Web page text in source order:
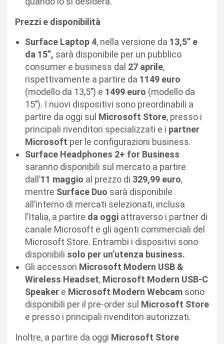
Prezzi e disponibilità
Surface Laptop 4, nella versione da 13,5” e
da 15”, sarà disponibile per un pubblico
consumer e business dal 27 aprile,
rispettivamente a partire da 1149 euro
(modello da 13,5’’) e 1499 euro (modello da
15’’). I nuovi dispositivi sono preordinabili a
partire da oggi sul Microsoft Store, presso i
principali rivenditori specializzati e i partner
Microsoft per le configurazioni business.
Surface Headphones 2+ for Business
saranno disponibili sul mercato a partire
dall’11 maggio al prezzo di 329,99 euro,
mentre Surface Duo sarà disponibile
all’interno di mercati selezionati, inclusa
l’Italia, a partire da oggi attraverso i partner di
canale Microsoft e gli agenti commerciali del
Microsoft Store. Entrambi i dispositivi sono
disponibili solo per un’utenza business.
Gli accessori Microsoft Modern USB &
Wireless Headset, Microsoft Modern USB-C
Speaker e Microsoft Modern Webcam sono
disponibili per il pre-order sul Microsoft Store
e presso i principali rivenditori autorizzati.
Inoltre, a partire da oggi Microsoft Store